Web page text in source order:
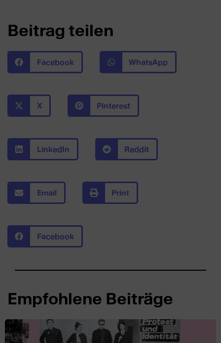
Beitrag teilen
Facebook WhatsApp
X Pinterest
LinkedIn Reddit
Email Print
Facebook
Empfohlene Beiträge